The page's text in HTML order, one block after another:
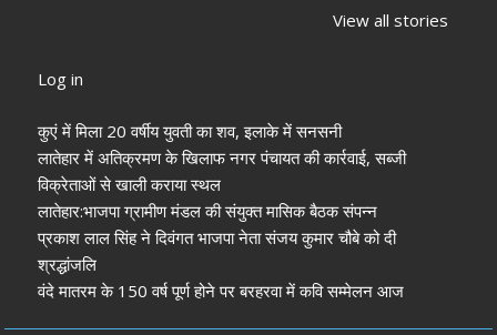
View all stories
तस्वीर साफ
‘संविधान बचाओ रैली’:
पलक तिवारी
Log in
कुएं में मिला 20 वर्षीय युवती का शव, इलाके में सनसनी
लातेहार में अतिक्रमण के खिलाफ नगर पंचायत की कार्रवाई, सब्जी
विक्रेताओं से खाली कराया स्थल
लातेहार:भाजपा ग्रामीण मंडल की संयुक्त मासिक बैठक संपन्न
प्रकाश लाल सिंह ने दिवंगत भाजपा नेता संजय कुमार चौबे को दी
श्रद्धांजलि
वंदे मातरम के 150 वर्ष पूर्ण होने पर बरहरवा में कवि सम्मेलन आज